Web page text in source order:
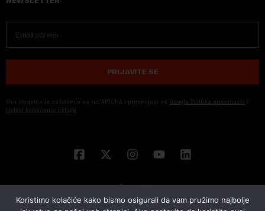
PRIJAVITE SE
Ova stranica je zaštićena sa reCAPTCHA i primenjuju se Google Politika privatnosti i
Uslovi korišćenja usluge
Koristimo kolačiće kako bismo osigurali da vam pružimo najbolje